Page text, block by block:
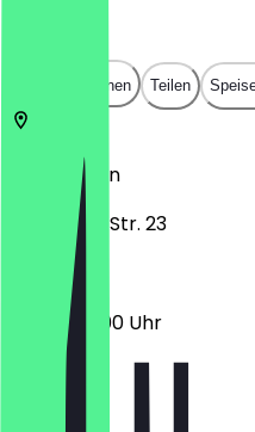
In App öffnen Teilen
Berlin
Proskauer Str. 23
07:30 - 21:00 Uhr
Montag